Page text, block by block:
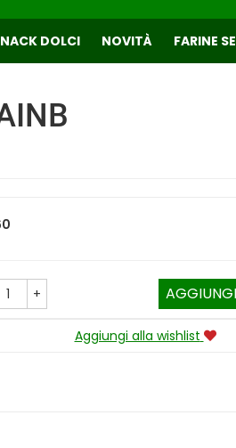
DOLCI NOVITÀ FARINE
+
Aggiungi alla wishlist